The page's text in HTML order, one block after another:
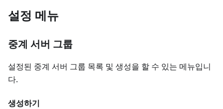
설정 메뉴
중계 서버 그룹
설정된 중계 서버 그룹 목록 및 생성을 할 수 있는 메뉴입니
다.
생성하기